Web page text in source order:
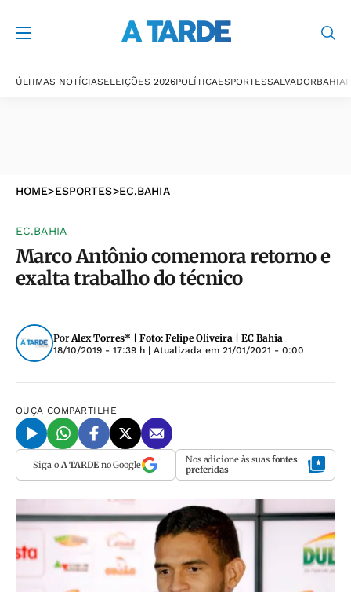
ÚLTIMAS NOTÍCIASELEIÇÕES 2026POLÍTICAESPORTESSALVADORBAHIA
HOME>ESPORTES>EC.BAHIA
EC.BAHIA
Marco Antônio comemora retorno e
exalta trabalho do técnico
PorAlex Torres* | Foto: Felipe Oliveira | EC Bahia
18/10/2019 - 17:39 h | Atualizada em 21/01/2021 - 0:00
OUÇA COMPARTILHE
Siga o A TARDEno Google Nos adicione às suas fontes
preferidas